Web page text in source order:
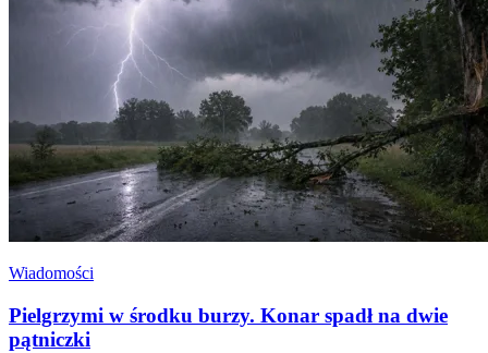
Wiadomości
Pielgrzymi w środku burzy. Konar spadł na dwie
pątniczki